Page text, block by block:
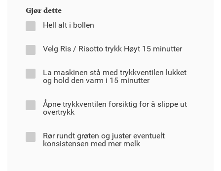
Gjør dette
Hell alt i bollen
Velg Ris / Risotto trykk Høyt 15 minutter
La maskinen stå med trykkventilen lukket
og hold den varm i 15 minutter
Åpne trykkventilen forsiktig for å slippe ut
overtrykk
Rør rundt grøten og juster eventuelt
konsistensen med mer melk